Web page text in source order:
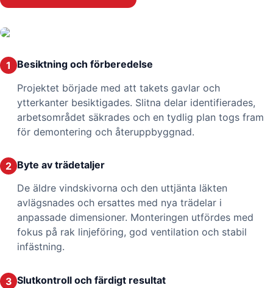
1
Besiktning och förberedelse
Projektet började med att takets gavlar och
ytterkanter besiktigades. Slitna delar identifierades,
arbetsområdet säkrades och en tydlig plan togs fram
för demontering och återuppbyggnad.
2 Byte av trädetaljer
De äldre vindskivorna och den uttjänta läkten
avlägsnades och ersattes med nya trädelar i
anpassade dimensioner. Monteringen utfördes med
fokus på rak linjeföring, god ventilation och stabil
infästning.
3 Slutkontroll och färdigt resultat